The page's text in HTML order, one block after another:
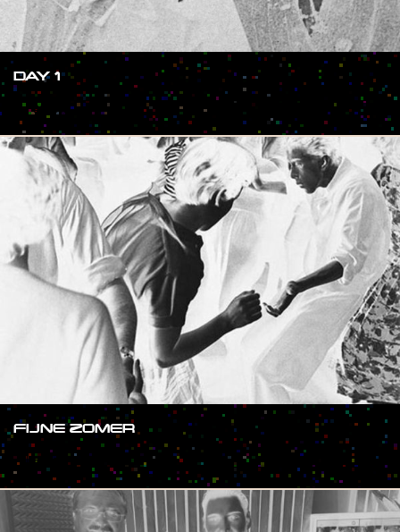
DAY 1
#SHOW
FIJNE ZOMER
#SHOW